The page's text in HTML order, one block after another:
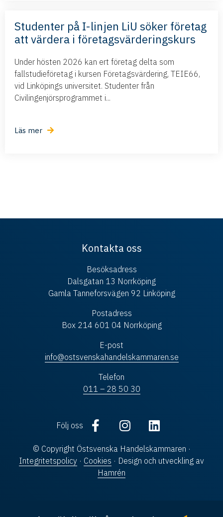
Studenter på I-linjen LiU söker företag
att värdera i företagsvärderingskurs
Under hösten 2026 kan ert företag delta som
fallstudieföretag i kursen Företagsvärdering, TEIE66,
vid Linköpings universitet. Studenter från
Civilingenjörsprogrammet i...
Läs mer
Kontakta oss
Besöksadress
Dalsgatan 13 Norrköping
Gamla Tanneforsvägen 92 Linköping
Postadress
Box 214 601 04 Norrköping
E-post
info@ostsvenskahandelskammaren.se
Telefon
011 – 28 50 30
Följ oss
© Copyright Östsvenska Handelskammaren ·
Integritetspolicy · Cookies · Design och utveckling av
Hamrén